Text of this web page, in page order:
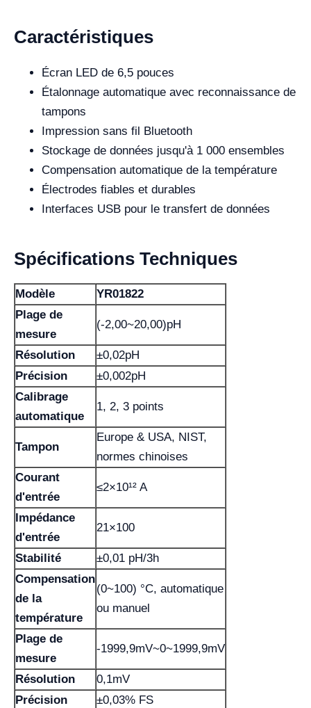
Caractéristiques
Écran LED de 6,5 pouces
Étalonnage automatique avec reconnaissance de
tampons
Impression sans fil Bluetooth
Stockage de données jusqu'à 1 000 ensembles
Compensation automatique de la température
Électrodes fiables et durables
Interfaces USB pour le transfert de données
Spécifications Techniques
Modèle
YR01822
Plage de
mesure
(-2,00~20,00)pH
Résolution
±0,02pH
Précision
±0,002pH
Calibrage
automatique
1, 2, 3 points
Tampon
Europe & USA, NIST,
normes chinoises
Courant
d'entrée
≤2×10¹² A
Impédance
d'entrée
21×100
Stabilité
±0,01 pH/3h
Compensation
de la
température
(0~100) °C, automatique
ou manuel
Plage de
mesure
-1999,9mV~0~1999,9mV
Résolution
0,1mV
Précision
±0,03% FS